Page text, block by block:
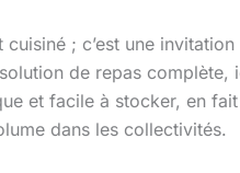
cuisiné ; c’est une
de repas
et facile à stocker, en
dans les collectivités.